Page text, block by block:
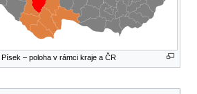
– poloha v rámci kraje a ČR